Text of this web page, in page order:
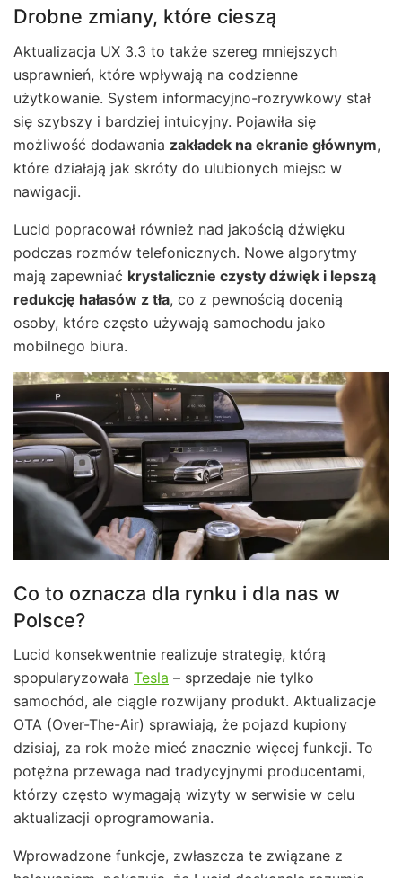
Drobne zmiany, które cieszą
Aktualizacja UX 3.3 to także szereg mniejszych
usprawnień, które wpływają na codzienne
użytkowanie. System informacyjno-rozrywkowy stał
się szybszy i bardziej intuicyjny. Pojawiła się
możliwość dodawania zakładek na ekranie głównym,
które działają jak skróty do ulubionych miejsc w
nawigacji.
Lucid popracował również nad jakością dźwięku
podczas rozmów telefonicznych. Nowe algorytmy
mają zapewniać krystalicznie czysty dźwięk i lepszą
redukcję hałasów z tła, co z pewnością docenią
osoby, które często używają samochodu jako
mobilnego biura.
Co to oznacza dla rynku i dla nas w
Polsce?
Lucid konsekwentnie realizuje strategię, którą
spopularyzowała Tesla – sprzedaje nie tylko
samochód, ale ciągle rozwijany produkt. Aktualizacje
OTA (Over-The-Air) sprawiają, że pojazd kupiony
dzisiaj, za rok może mieć znacznie więcej funkcji. To
potężna przewaga nad tradycyjnymi producentami,
którzy często wymagają wizyty w serwisie w celu
aktualizacji oprogramowania.
Wprowadzone funkcje, zwłaszcza te związane z